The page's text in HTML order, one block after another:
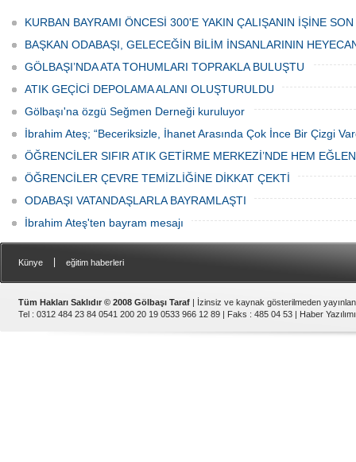
Haftası" etkinlikleri Ankara'da devam
ediyor.
bulunan esnaf ve alışverişe gelen
vatandaşlar park cezaları yüzünden
canından bezdi.
KURBAN BAYRAMI ÖNCESİ 300'E YAKIN ÇALIŞANIN İŞİNE
BAŞKAN ODABAŞI, GELECEĞİN BİLİM İNSANLARININ
GÖLBAŞI’NDA ATA TOHUMLARI TOPRAKLA BULUŞTU
ATIK GEÇİCİ DEPOLAMA ALANI OLUŞTURULDU
Gölbaşı'na özgü Seğmen Derneği kuruluyor
İbrahim Ateş; “Beceriksizle, İhanet Arasında Çok İnce Bir Çizgi
ÖĞRENCİLER SIFIR ATIK GETİRME MERKEZİ’NDE HEM
ÖĞRENCİLER ÇEVRE TEMİZLİĞİNE DİKKAT ÇEKTİ
ODABAŞI VATANDAŞLARLA BAYRAMLAŞTI
İbrahim Ateş'ten bayram mesajı
Künye eğitim haberleri
Tüm Hakları Saklıdır © 2008 Gölbaşı Taraf | İzinsiz ve kaynak gösterilmeden
Tel : 0312 484 23 84 0541 200 20 19 0533 966 12 89 | Faks : 485 04 53 | Haber Yazılımı